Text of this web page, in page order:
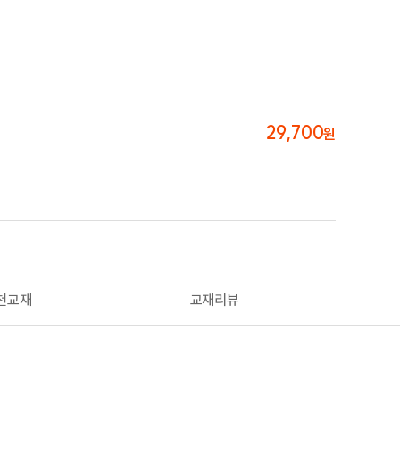
29,700원
교재 교재리뷰